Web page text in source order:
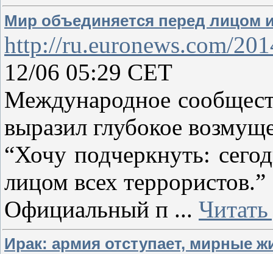
Мир объединяется перед лицом
http://ru.euronews.com/
12/06 05:29 CET
Международное
выразил глубокое
“Хочу подчеркнуть:
лицом всех террористов.”
Официальный п ...
Ирак: армия отступает, мирные